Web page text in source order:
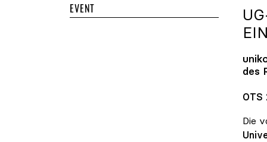
EVENT
des
OTS
Die